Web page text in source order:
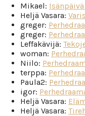
Mikael:
Heljä Vasara:
greger:
greger:
Leffakävijä:
woman:
Niilo:
terppa:
Paula2:
igor:
Heljä Vasara:
Heljä Vasara: